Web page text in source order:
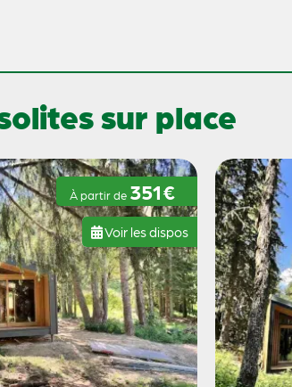
sur place
À partir de 351€
Voir les dispos